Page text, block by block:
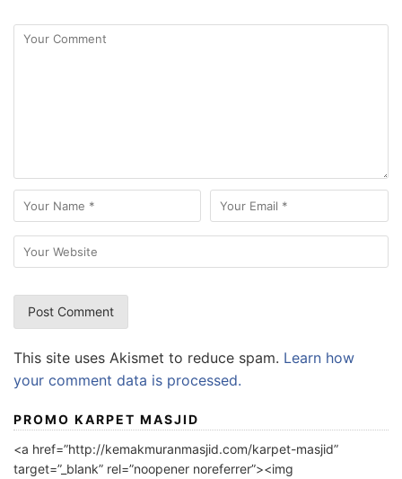
This site uses Akismet to reduce spam. Learn how
your comment data is processed.
PROMO KARPET MASJID
<a href=”http://kemakmuranmasjid.com/karpet-masjid”
target=”_blank” rel=”noopener noreferrer”><img